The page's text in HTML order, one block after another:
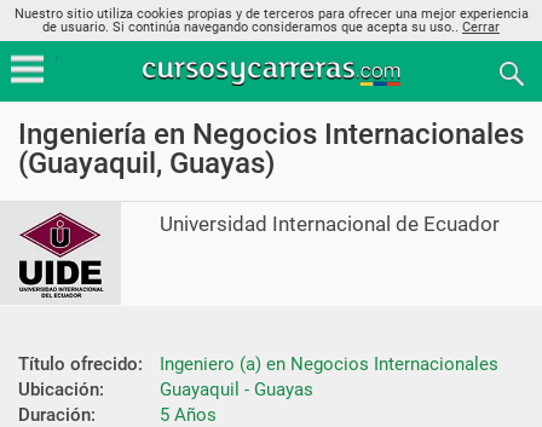
Nuestro sitio utiliza cookies propias y de terceros para ofrecer una mejor experiencia
de usuario. Si continúa navegando consideramos que acepta su uso.. Cerrar
Ingeniería en Negocios Internacionales
(Guayaquil, Guayas)
Universidad Internacional de Ecuador
Título ofrecido:
Ingeniero (a) en Negocios Internacionales
Ubicación:
Guayaquil - Guayas
Duración:
5 Años